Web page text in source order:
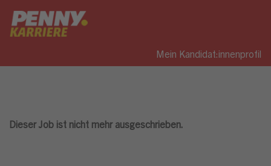
Mein Kandidat:innenprofil
Dieser Job ist nicht mehr ausgeschrieben.